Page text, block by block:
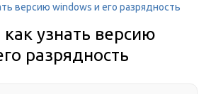
версию windows и его разрядность
как узнать версию
разрядность